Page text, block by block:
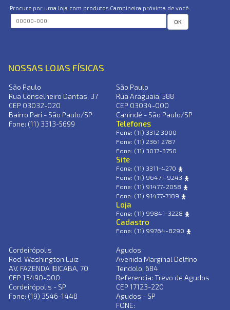
Procure por uma loja com produtos Campineira próxima de você.
OK
NOSSAS LOJAS FÍSICAS
São Paulo
Rua Conselheiro Dantas, 37
CEP 03032-020
Bairro Pari - São Paulo/SP
Fone: (11) 3313-5699
São Paulo
Rua Araguaia, 588
CEP 03034-000
Canindé - São Paulo/SP
Telefones
Fone: (11) 3312 3000
Fone: (11) 2361 2787
Fone: (11) 3017-3750
Site
Fone: (11) 3311-4270
Fone: (11) 96471-9243
Fone: (11) 91477-2058
Fone: (11) 91477-7189
Loja
Fone: (11) 99841-3228
Cadastro
Fone: (11) 99764-8290
Cordeirópolis
Rod. Washington Luiz
AV. FAZENDA IBICABA, 70
CEP 13490-000
Cordeirópolis - SP
Fone: (19) 3546-1448
Agudos
Avenida Marginal Delfino
Tendolo, 684
Referencia: Trevo de Agudos
CEP 17123-220
Agudos - SP
FONE: